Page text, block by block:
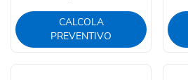
CALCOLA
PREVENTIVO